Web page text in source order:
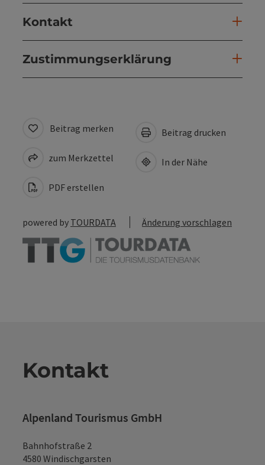
Kontakt
Zustimmungserklärung
Beitrag merken
zum Merkzettel
PDF erstellen
Beitrag drucken
In der Nähe
powered by TOURDATA Änderung vorschlagen
Kontakt
Alpenland Tourismus GmbH
Bahnhofstraße 2
4580 Windischgarsten